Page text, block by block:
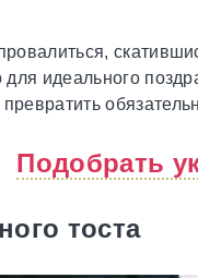
для идеального
Подобрать
тоста